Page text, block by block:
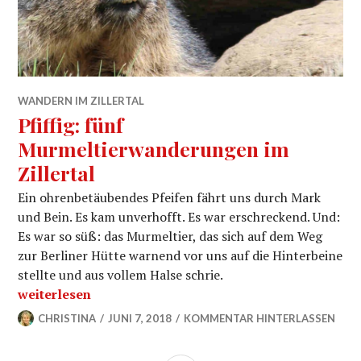
WANDERN IM ZILLERTAL
Pfiffig: fünf
Murmeltierwanderungen im
Zillertal
Ein ohrenbetäubendes Pfeifen fährt uns durch Mark
und Bein. Es kam unverhofft. Es war erschreckend. Und:
Es war so süß: das Murmeltier, das sich auf dem Weg
zur Berliner Hütte warnend vor uns auf die Hinterbeine
stellte und aus vollem Halse schrie.
„Pfiffig: fünf Murmeltierwanderungen im Zillertal“
weiterlesen
CHRISTINA JUNI 7, 2018 KOMMENTAR HINTERLASSEN